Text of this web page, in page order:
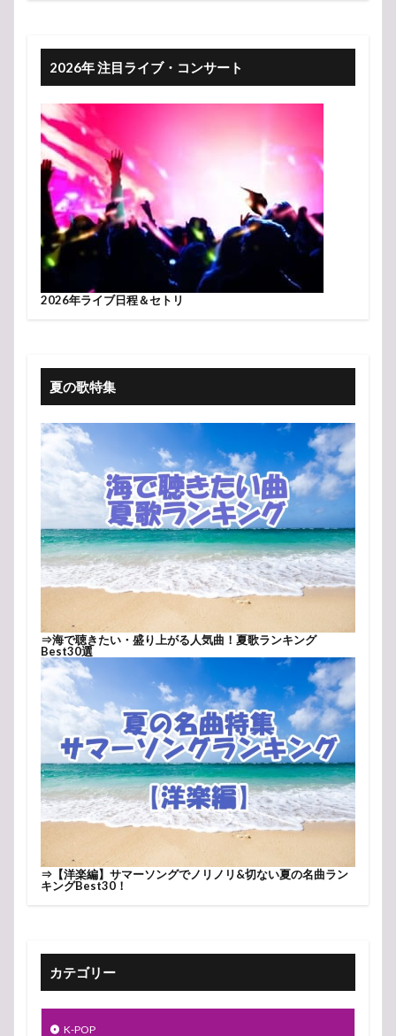
2026年 注目ライブ・コンサート
2026年ライブ日程＆セトリ
夏の歌特集
⇒海で聴きたい・盛り上がる人気曲！夏歌ランキング
Best30選
⇒ 【洋楽編】サマーソングでノリノリ&切ない夏の名曲ラン
キングBest30！
カテゴリー
K-POP